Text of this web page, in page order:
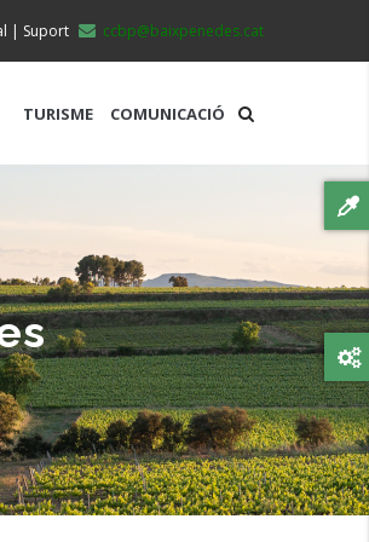
ccbp@baixpenedes.cat
| Suport
TURISME COMUNICACIÓ